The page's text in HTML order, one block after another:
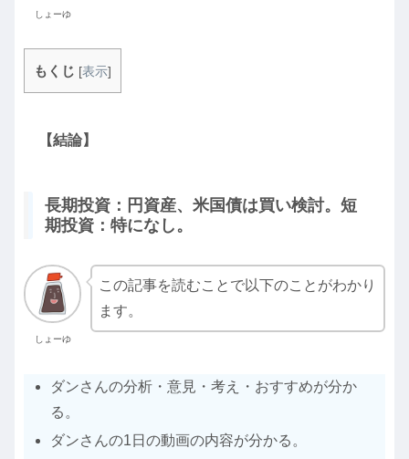
しょーゆ
もくじ [表示]
【結論】
長期投資：円資産、米国債は買い検討。短
期投資：特になし。
しょーゆ
この記事を読むことで以下のことがわかり
ます。
ダンさんの分析・意見・考え・おすすめが分か
る。
ダンさんの1日の動画の内容が分かる。